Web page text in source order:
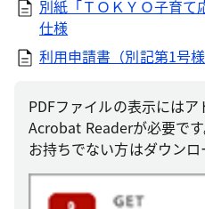
別紙「ＴＯＫＹＯ子育て
仕様
利用申請書（別記第1号様
PDFファイルの表示には
Acrobat Readerが必要です
お持ちでない方はダウンロ